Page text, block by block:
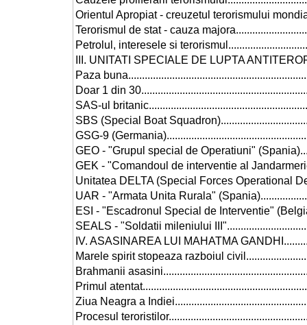
Orientul Apropiat - creuzetul terorismului
Terorismul de stat - cauza
Petrolul, interesele si
III. UNITATI SPECIALE DE LUPTA
Paza
Doar 1 din
SAS-ul
SBS (Special Boat
GSG-9
GEO - "Grupul special de Operatiuni"
GEK - "Comandoul de interventie al
Unitatea DELTA (Special Forces Operational
UAR - "Armata Unita Rurala"
ESI - "Escadronul Special de Interventie"
SEALS - "Soldatii mileniului
IV. ASASINAREA LUI MAHATMA
Marele spirit stopeaza razboiul
Brahmanii
Primul
Ziua Neagra a
Procesul